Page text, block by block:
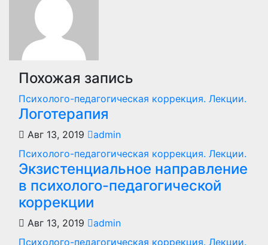
Похожая запись
Психолого-педагогическая коррекция. Лекции.
Логотерапия
Авг 13, 2019
admin
Психолого-педагогическая коррекция. Лекции.
Экзистенциальное направление
в психолого-педагогической
коррекции
Авг 13, 2019
admin
Психолого-педагогическая коррекция. Лекции.